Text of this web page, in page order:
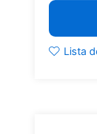
Lista